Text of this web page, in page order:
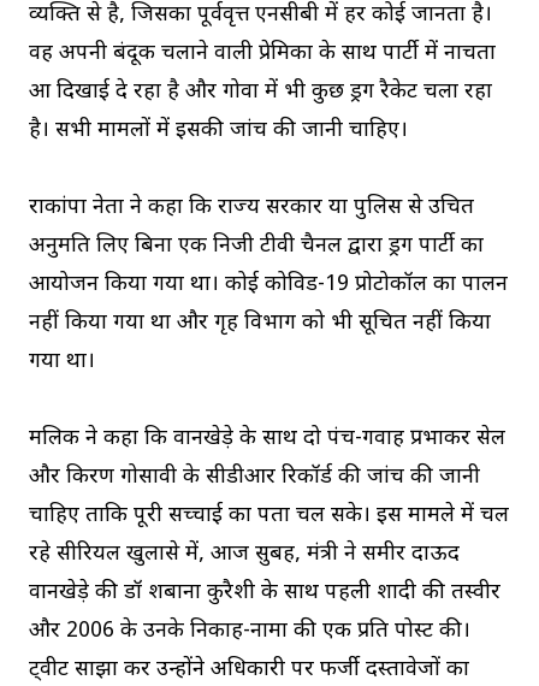
व्यक्ति से है, जिसका पूर्ववृत्त एनसीबी में हर कोई जानता है।
वह अपनी बंदूक चलाने वाली प्रेमिका के साथ पार्टी में नाचता
हुआ दिखाई दे रहा है और गोवा में भी कुछ ड्रग रैकेट चला रहा
है। सभी मामलों में इसकी जांच की जानी चाहिए।
राकांपा नेता ने कहा कि राज्य सरकार या पुलिस से उचित
अनुमति लिए बिना एक निजी टीवी चैनल द्वारा ड्रग पार्टी का
आयोजन किया गया था। कोई कोविड-19 प्रोटोकॉल का पालन
नहीं किया गया था और गृह विभाग को भी सूचित नहीं किया
गया था।
मलिक ने कहा कि वानखेड़े के साथ दो पंच-गवाह प्रभाकर सेल
और किरण गोसावी के सीडीआर रिकॉर्ड की जांच की जानी
चाहिए ताकि पूरी सच्चाई का पता चल सके। इस मामले में चल
रहे सीरियल खुलासे में, आज सुबह, मंत्री ने समीर दाऊद
वानखेड़े की डॉ शबाना कुरैशी के साथ पहली शादी की तस्वीर
और 2006 के उनके निकाह-नामा की एक प्रति पोस्ट की।
ट्वीट साझा कर उन्होंने अधिकारी पर फर्जी दस्तावेजों का